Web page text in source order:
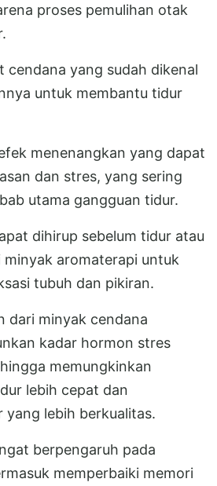
proses pemulihan otak
cendana yang sudah dikenal
untuk membantu tidur
menenangkan yang dapat
dan stres, yang sering
utama gangguan tidur.
dihirup sebelum tidur atau
minyak aromaterapi untuk
tubuh dan pikiran.
dari minyak cendana
kadar hormon stres
memungkinkan
lebih cepat dan
lebih berkualitas.
berpengaruh pada
memperbaiki memori